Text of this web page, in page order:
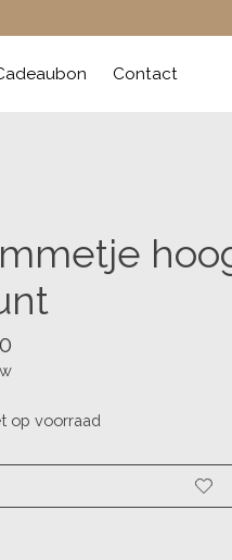
Contact
op voorraad